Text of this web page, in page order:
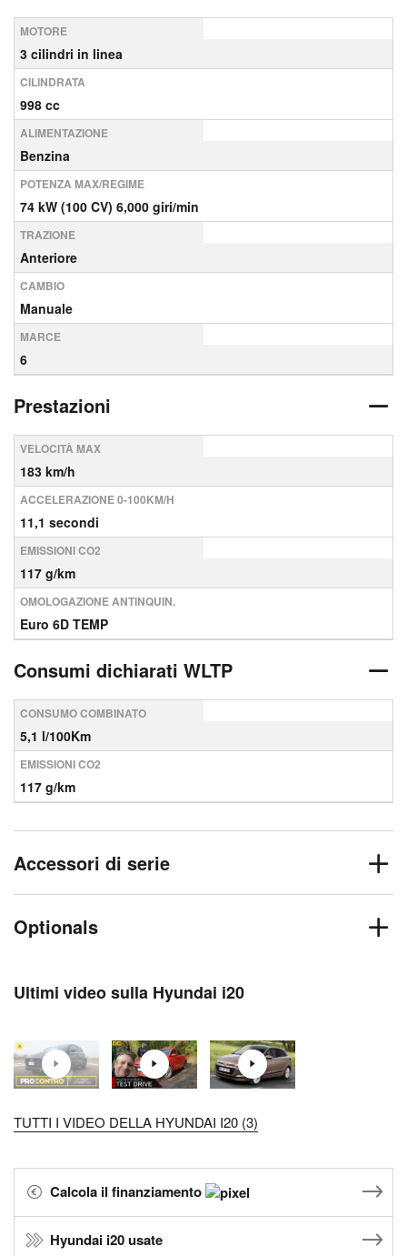
MOTORE
3 cilindri in linea
CILINDRATA
998 cc
ALIMENTAZIONE
Benzina
POTENZA MAX/REGIME
74 kW (100 CV) 6,000 giri/min
TRAZIONE
Anteriore
CAMBIO
Manuale
MARCE
6
Prestazioni
VELOCITÀ MAX
183 km/h
ACCELERAZIONE 0-100KM/H
11,1 secondi
EMISSIONI CO2
117 g/km
OMOLOGAZIONE ANTINQUIN.
Euro 6D TEMP
Consumi dichiarati WLTP
CONSUMO COMBINATO
5,1 l/100Km
EMISSIONI CO2
117 g/km
Accessori di serie
Optionals
Ultimi video sulla Hyundai i20
TUTTI I VIDEO DELLA HYUNDAI I20 (3)
Calcola il finanziamento
Hyundai i20 usate